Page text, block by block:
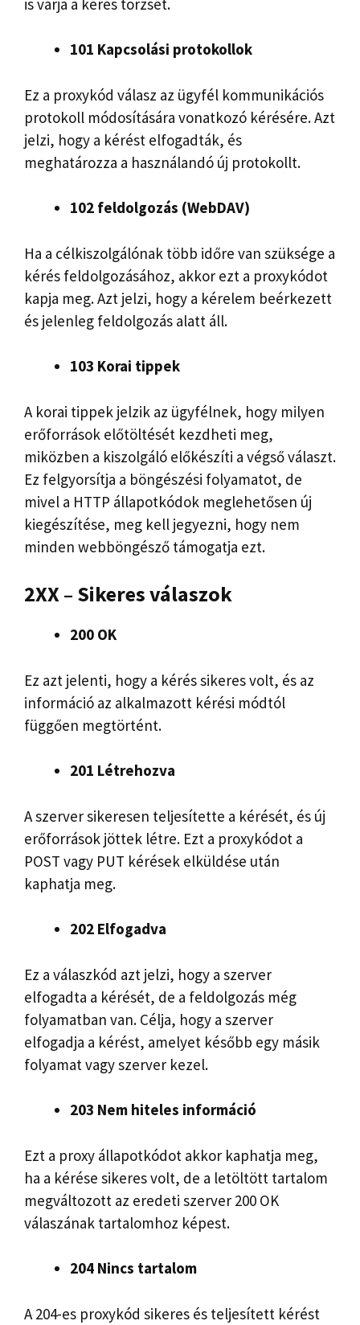
is várja a kérés törzsét.
101 Kapcsolási protokollok
Ez a proxykód válasz az ügyfél kommunikációs
protokoll módosítására vonatkozó kérésére. Azt
jelzi, hogy a kérést elfogadták, és
meghatározza a használandó új protokollt.
102 feldolgozás (WebDAV)
Ha a célkiszolgálónak több időre van szüksége a
kérés feldolgozásához, akkor ezt a proxykódot
kapja meg. Azt jelzi, hogy a kérelem beérkezett
és jelenleg feldolgozás alatt áll.
103 Korai tippek
A korai tippek jelzik az ügyfélnek, hogy milyen
erőforrások előtöltését kezdheti meg,
miközben a kiszolgáló előkészíti a végső választ.
Ez felgyorsítja a böngészési folyamatot, de
mivel a HTTP állapotkódok meglehetősen új
kiegészítése, meg kell jegyezni, hogy nem
minden webböngésző támogatja ezt.
2XX – Sikeres válaszok
200 OK
Ez azt jelenti, hogy a kérés sikeres volt, és az
információ az alkalmazott kérési módtól
függően megtörtént.
201 Létrehozva
A szerver sikeresen teljesítette a kérését, és új
erőforrások jöttek létre. Ezt a proxykódot a
POST vagy PUT kérések elküldése után
kaphatja meg.
202 Elfogadva
Ez a válaszkód azt jelzi, hogy a szerver
elfogadta a kérését, de a feldolgozás még
folyamatban van. Célja, hogy a szerver
elfogadja a kérést, amelyet később egy másik
folyamat vagy szerver kezel.
203 Nem hiteles információ
Ezt a proxy állapotkódot akkor kaphatja meg,
ha a kérése sikeres volt, de a letöltött tartalom
megváltozott az eredeti szerver 200 OK
válaszának tartalomhoz képest.
204 Nincs tartalom
A 204-es proxykód sikeres és teljesített kérést